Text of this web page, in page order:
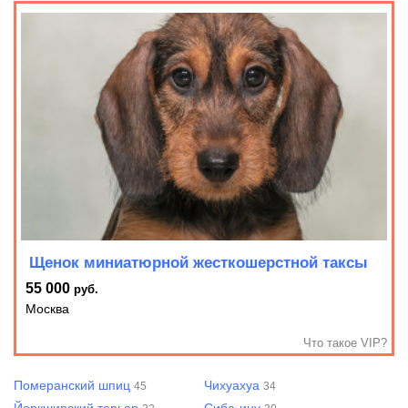
Щенок миниатюрной жесткошерстной таксы
55 000 руб.
Москва
Что такое VIP?
Померанский шпиц 45 Чихуахуа 34